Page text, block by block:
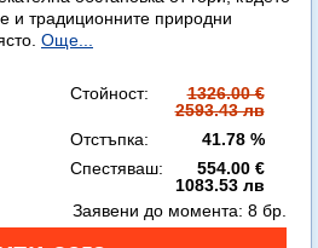
и традиционните природни
Още...
Стойност:
1326.00 €
2593.43 лв
Отстъпка:
41.78 %
Спестяваш:
554.00 €
1083.53 лв
Заявени до момента: 8 бр.